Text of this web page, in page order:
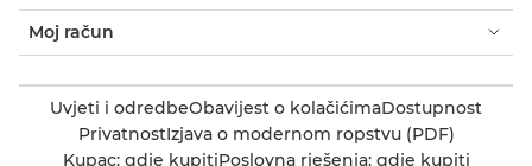
Moj račun
Uvjeti i odredbeObavijest o kolačićimaDostupnost
PrivatnostIzjava o modernom ropstvu (PDF)
Kupac: gdje kupitiPoslovna rješenja: gdje kupiti